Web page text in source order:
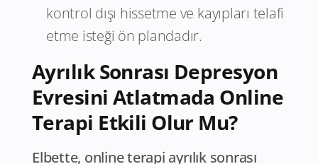
kontrol dışı hissetme ve kayıpları telafi
etme isteği ön plandadır.
Ayrılık Sonrası Depresyon
Evresini Atlatmada Online
Terapi Etkili Olur Mu?
Elbette, online terapi ayrılık sonrası